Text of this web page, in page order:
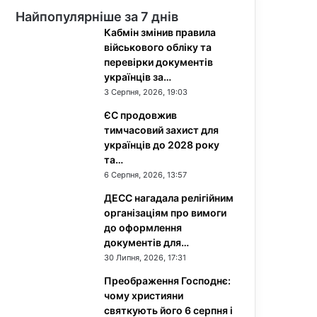
Найпопулярніше за 7 днів
Кабмін змінив правила
військового обліку та
перевірки документів
українців за…
3 Серпня, 2026, 19:03
ЄС продовжив
тимчасовий захист для
українців до 2028 року
та…
6 Серпня, 2026, 13:57
ДЕСС нагадала релігійним
організаціям про вимоги
до оформлення
документів для…
30 Липня, 2026, 17:31
Преображення Господнє:
чому християни
святкують його 6 серпня і